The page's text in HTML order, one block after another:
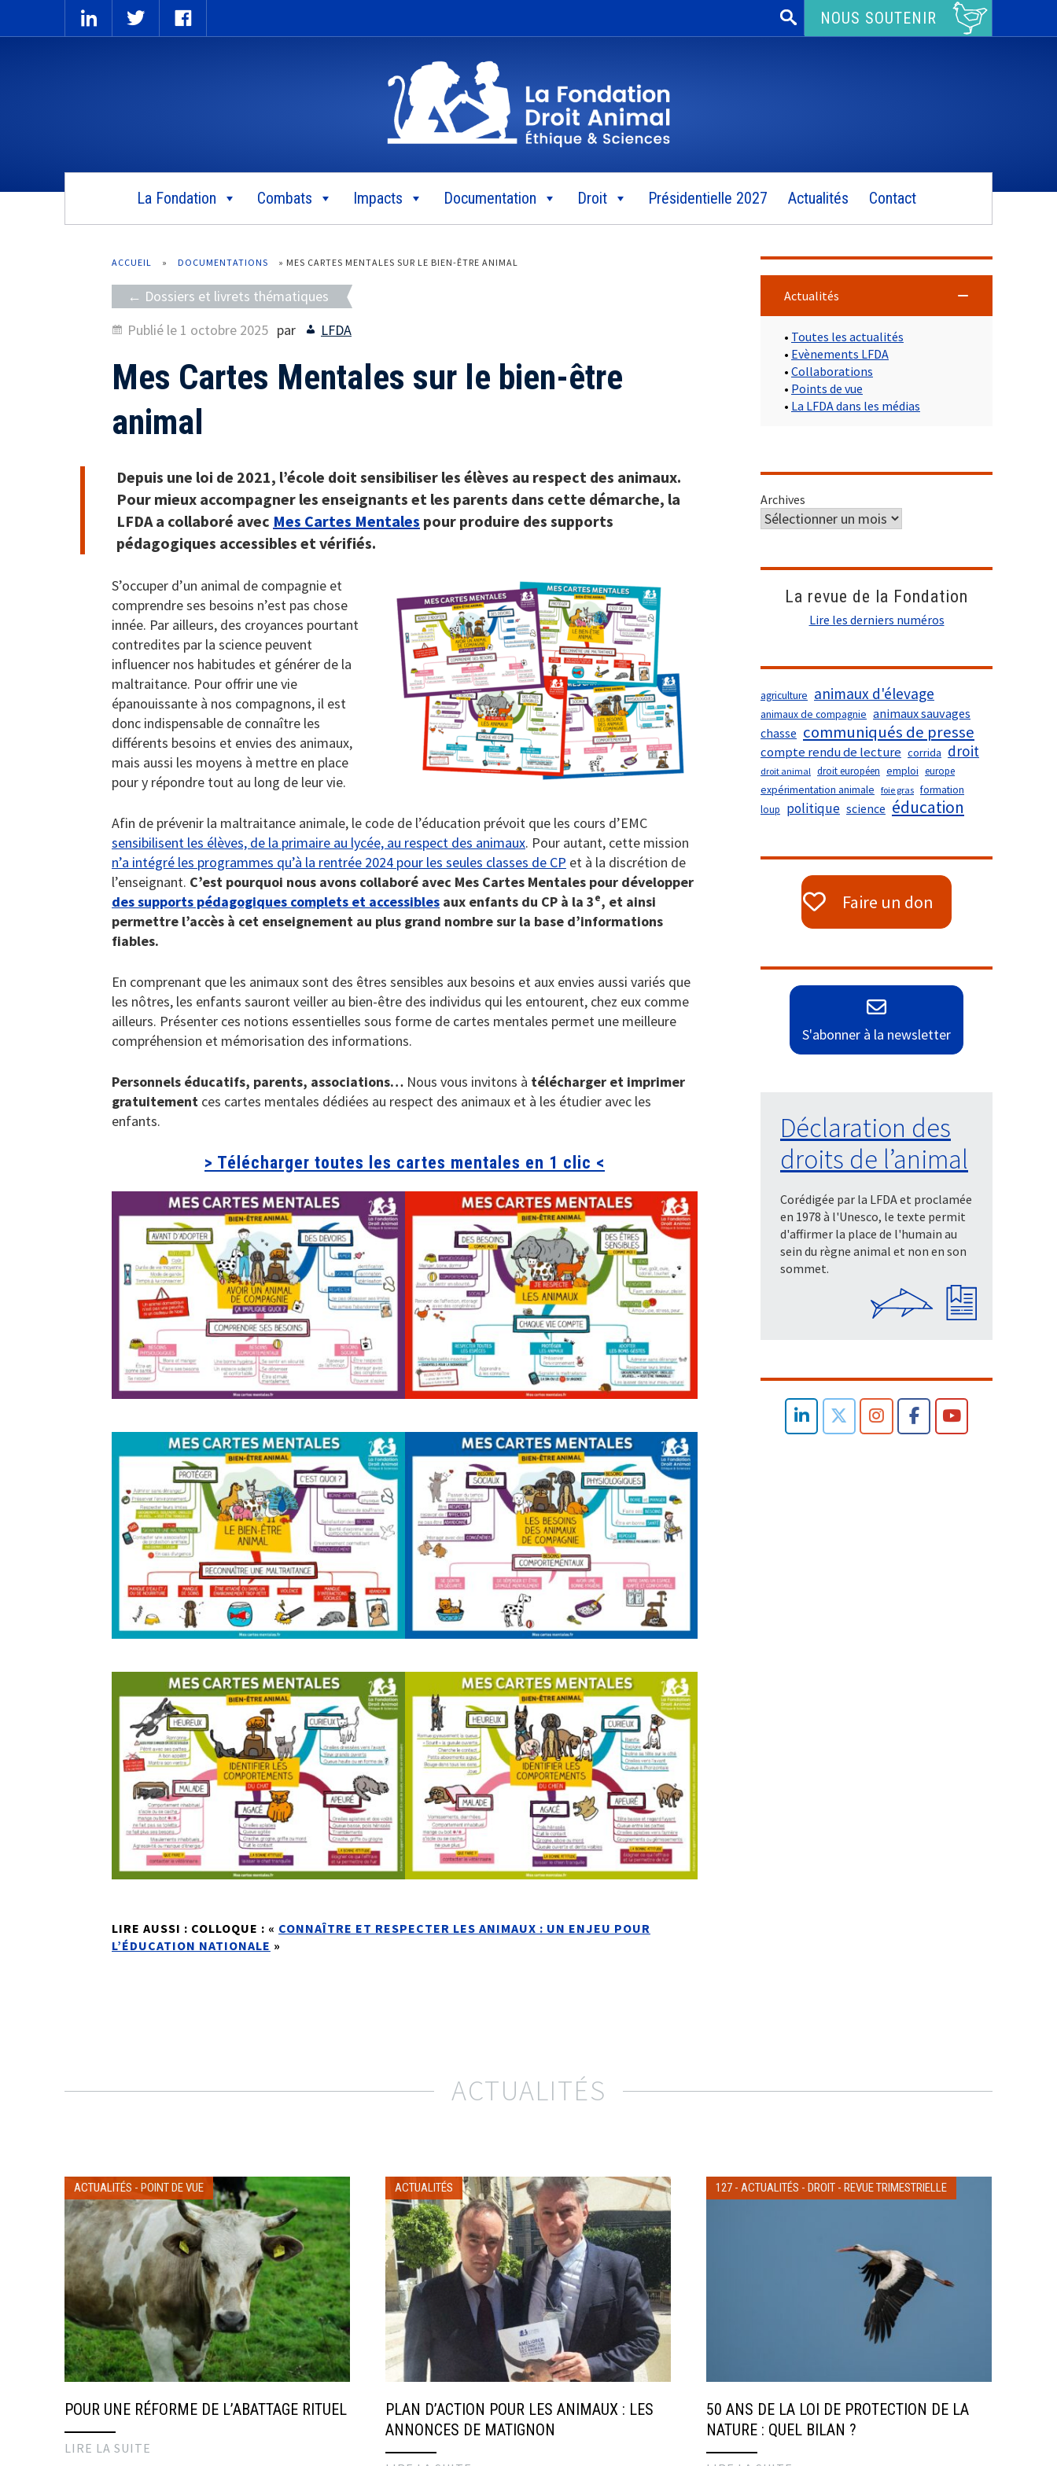
Rechercher :NOUS SOUTENIR
La Fondation Combats Impacts Documentation Droit Présidentielle 2027 Actualités Contact
ACCUEIL » DOCUMENTATIONS » MES CARTES MENTALES SUR LE BIEN-ÊTRE ANIMAL
Dossiers et livrets thématiques
Publié le 1 octobre 2025 par LFDA
Mes Cartes Mentales sur le bien-être
animal
Depuis une loi de 2021, l’école doit sensibiliser les élèves au respect des animaux.
Pour mieux accompagner les enseignants et les parents dans cette démarche, la
LFDA a collaboré avec Mes Cartes Mentales pour produire des supports
pédagogiques accessibles et vérifiés.
S’occuper d’un animal de compagnie et
comprendre ses besoins n’est pas chose
innée. Par ailleurs, des croyances pourtant
contredites par la science peuvent
influencer nos habitudes et générer de la
maltraitance. Pour offrir une vie
épanouissante à nos compagnons, il est
donc indispensable de connaître les
différents besoins et envies des animaux,
mais aussi les moyens à mettre en place
pour y répondre tout au long de leur vie.
Afin de prévenir la maltraitance animale, le code de l’éducation prévoit que les cours d’EMC
sensibilisent les élèves, de la primaire au lycée, au respect des animaux. Pour autant, cette mission
n’a intégré les programmes qu’à la rentrée 2024 pour les seules classes de CP et à la discrétion de
l’enseignant. C’est pourquoi nous avons collaboré avec Mes Cartes Mentales pour développer
des supports pédagogiques complets et accessibles aux enfants du CP à la 3e, et ainsi
permettre l’accès à cet enseignement au plus grand nombre sur la base d’informations
fiables.
En comprenant que les animaux sont des êtres sensibles aux besoins et aux envies aussi variés que
les nôtres, les enfants sauront veiller au bien-être des individus qui les entourent, chez eux comme
ailleurs. Présenter ces notions essentielles sous forme de cartes mentales permet une meilleure
compréhension et mémorisation des informations.
Personnels éducatifs, parents, associations… Nous vous invitons à télécharger et imprimer
gratuitement ces cartes mentales dédiées au respect des animaux et à les étudier avec les
enfants.
> Télécharger toutes les cartes mentales en 1 clic <
LIRE AUSSI : COLLOQUE : « CONNAÎTRE ET RESPECTER LES ANIMAUX : UN ENJEU POUR
L’ÉDUCATION NATIONALE »
Actualités
• Toutes les actualités
• Evènements LFDA
• Collaborations
• Points de vue
• La LFDA dans les médias
Archives
La revue de la Fondation
Lire les derniers numéros
agriculture animaux d'élevage
animaux de compagnie animaux sauvages
chasse communiqués de presse
compte rendu de lecture corrida droit
droit animal droit européen emploi europe
expérimentation animale foie gras formation
loup politique science éducation
Faire un don
S'abonner à la newsletter
Déclaration des
droits de l’animal
Corédigée par la LFDA et proclamée
en 1978 à l'Unesco, le texte permit
d'affirmer la place de l'humain au
sein du règne animal et non en son
sommet.
ACTUALITÉS
ACTUALITÉS - POINT DE VUE
POUR UNE RÉFORME DE L’ABATTAGE RITUEL
LIRE LA SUITE
ACTUALITÉS
PLAN D’ACTION POUR LES ANIMAUX : LES
ANNONCES DE MATIGNON
127- ACTUALITÉS - DROIT- REVUE TRIMESTRIELLE
50 ANS DE LA LOI DE PROTECTION DE LA
NATURE : QUEL BILAN ?